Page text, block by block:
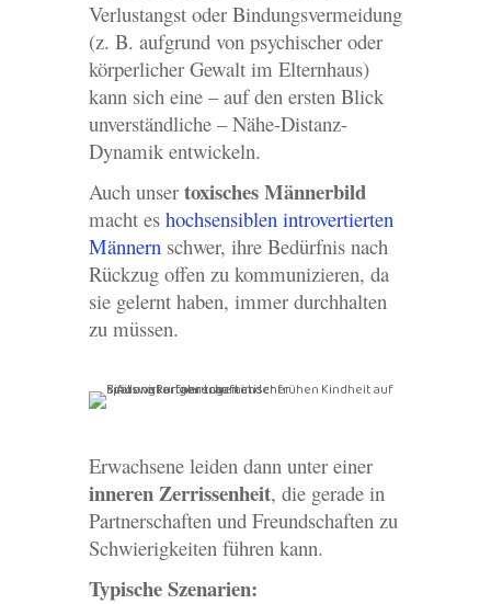
Verlustangst oder Bindungsvermeidung
(z. B. aufgrund von psychischer oder
körperlicher Gewalt im Elternhaus)
kann sich eine – auf den ersten Blick
unverständliche – Nähe-Distanz-
Dynamik entwickeln.
Auch unser toxisches Männerbild
macht es hochsensiblen introvertierten
Männern schwer, ihre Bedürfnis nach
Rückzug offen zu kommunizieren, da
sie gelernt haben, immer durchhalten
zu müssen.
Erwachsene leiden dann unter einer
inneren Zerrissenheit, die gerade in
Partnerschaften und Freundschaften zu
Schwierigkeiten führen kann.
Typische Szenarien: